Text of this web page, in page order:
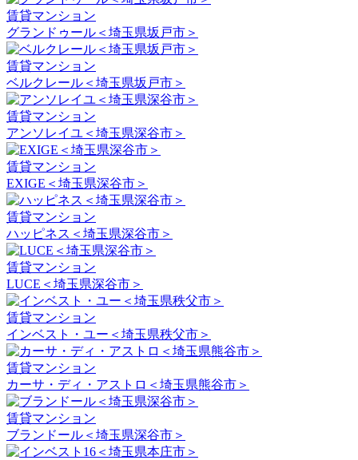
賃貸マンション
グランドゥール＜埼玉県坂戸市＞
賃貸マンション
ベルクレール＜埼玉県坂戸市＞
賃貸マンション
アンソレイユ＜埼玉県深谷市＞
賃貸マンション
EXIGE＜埼玉県深谷市＞
賃貸マンション
ハッピネス＜埼玉県深谷市＞
賃貸マンション
LUCE＜埼玉県深谷市＞
賃貸マンション
インベスト・ユー＜埼玉県秩父市＞
賃貸マンション
カーサ・ディ・アストロ＜埼玉県熊谷市＞
賃貸マンション
ブランドール＜埼玉県深谷市＞